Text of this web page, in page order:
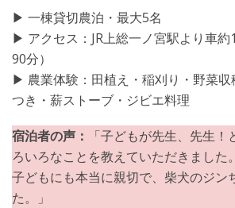
▶︎ 一棟貸切農泊・最大5名
▶︎ アクセス：JR上総一ノ宮駅より車
90分）
▶︎ 農業体験：田植え・稲刈り・野菜
つき・薪ストーブ・ジビエ料理
宿泊者の声：
「子どもが先生、先生
ろいろなことを教えていただきました
子どもにも本当に親切で、柴犬のジン
た。」